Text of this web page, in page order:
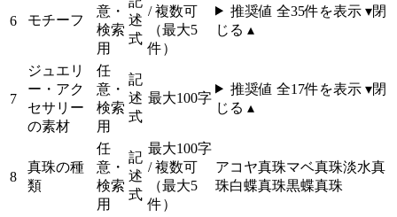
6 モチーフ
意・
検索
用
述
式
/ 複数可
（最大5
件）
推奨値 全35件を表示 ▾閉
じる ▴
7
ジュエリ
ー・アク
セサリー
の素材
任
意・
検索
用
記
述
式
最大100字
推奨値 全17件を表示 ▾閉
じる ▴
8
真珠の種
類
任
意・
検索
用
記
述
式
最大100字
/ 複数可
（最大5
件）
アコヤ真珠マベ真珠淡水真
珠白蝶真珠黒蝶真珠